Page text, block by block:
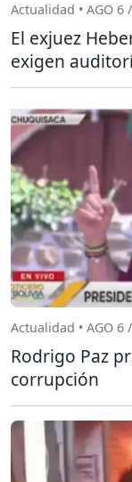
Actualidad • AGO 6
El exjuez
exigen
Actualidad • AGO 6
Rodrigo Paz
corrupción